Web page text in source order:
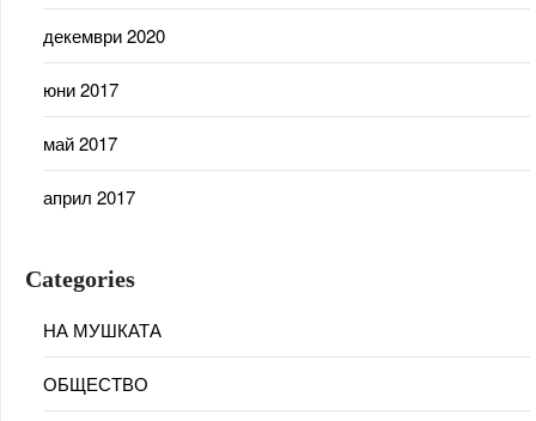
декември 2020
юни 2017
май 2017
април 2017
Categories
НА МУШКАТА
ОБЩЕСТВО